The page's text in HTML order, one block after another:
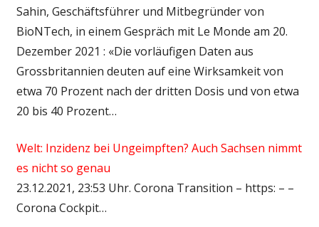
Sahin, Geschäftsführer und Mitbegründer von
BioNTech, in einem Gespräch mit Le Monde am 20.
Dezember 2021 : «Die vorläufigen Daten aus
Grossbritannien deuten auf eine Wirksamkeit von
etwa 70 Prozent nach der dritten Dosis und von etwa
20 bis 40 Prozent…
Welt: Inzidenz bei Ungeimpften? Auch Sachsen nimmt
es nicht so genau
23.12.2021, 23:53 Uhr. Corona Transition – https: – –
Corona Cockpit…